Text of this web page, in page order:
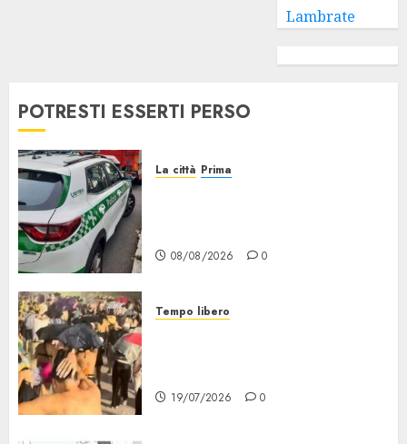
Lambrate
POTRESTI ESSERTI PERSO
La città Prima
08/08/2026 0
Tempo libero
19/07/2026 0